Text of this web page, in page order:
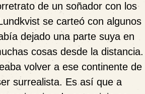
de un soñador con los
se carteó con algunos
dejado una parte suya en
cosas desde la distancia.
volver a ese continente de
surrealista. Es así que a